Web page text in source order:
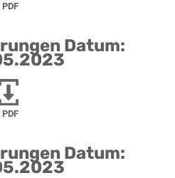
PDF
Datum:
PDF
Datum: